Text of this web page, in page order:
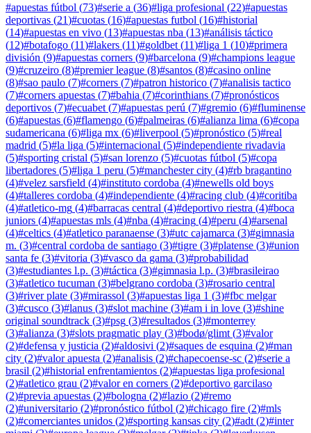
#apuestas fútbol (73)#serie a (36)#liga profesional (22)#apuestas
deportivas (21)#cuotas (16)#apuestas futbol (16)#historial
(14)#apuestas en vivo (13)#apuestas nba (13)#análisis táctico
(12)#botafogo (11)#lakers (11)#goldbet (11)#liga 1 (10)#primera
división (9)#apuestas corners (9)#barcelona (9)#champions league
(9)#cruzeiro (8)#premier league (8)#santos (8)#casino online
(8)#sao paulo (7)#corners (7)#patron historico (7)#analisis tactico
(7)#corners apuestas (7)#bahia (7)#corinthians (7)#pronósticos
deportivos (7)#ecuabet (7)#apuestas perú (7)#gremio (6)#fluminense
(6)#apuestas (6)#flamengo (6)#palmeiras (6)#alianza lima (6)#copa
sudamericana (6)#liga mx (6)#liverpool (5)#pronóstico (5)#real
madrid (5)#la liga (5)#internacional (5)#independiente rivadavia
(5)#sporting cristal (5)#san lorenzo (5)#cuotas fútbol (5)#copa
libertadores (5)#liga 1 peru (5)#manchester city (4)#rb bragantino
(4)#velez sarsfield (4)#instituto cordoba (4)#newells old boys
(4)#talleres cordoba (4)#independiente (4)#racing club (4)#coritiba
(4)#atletico-mg (4)#barracas central (4)#deportivo riestra (4)#boca
juniors (4)#apuestas mls (4)#nba (4)#racing (4)#peru (4)#arsenal
(4)#celtics (4)#atletico paranaense (3)#utc cajamarca (3)#gimnasia
m. (3)#central cordoba de santiago (3)#tigre (3)#platense (3)#union
santa fe (3)#vitoria (3)#vasco da gama (3)#probabilidad
(3)#estudiantes l.p. (3)#táctica (3)#gimnasia l.p. (3)#brasileirao
(3)#atletico tucuman (3)#belgrano cordoba (3)#rosario central
(3)#river plate (3)#mirassol (3)#apuestas liga 1 (3)#fbc melgar
(3)#cusco (3)#lanus (3)#slot machine (3)#am i in love (3)#shine
original soundtrack (3)#psg (3)#resultados (3)#monterrey
(3)#alianza (3)#slots pragmatic play (3)#bodø/glimt (3)#valor
(2)#defensa y justicia (2)#aldosivi (2)#saques de esquina (2)#man
city (2)#valor apuesta (2)#analisis (2)#chapecoense-sc (2)#serie a
brasil (2)#historial enfrentamientos (2)#apuestas liga profesional
(2)#atletico grau (2)#valor en corners (2)#deportivo garcilaso
(2)#previa apuestas (2)#bologna (2)#lazio (2)#remo
(2)#universitario (2)#pronóstico fútbol (2)#chicago fire (2)#mls
(2)#comerciantes unidos (2)#sporting kansas city (2)#adt (2)#inter